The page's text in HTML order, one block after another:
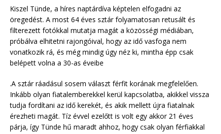
Kiszel Tünde, a híres naptárdíva képtelen elfogadni az
öregedést. A most 64 éves sztár folyamatosan retusált és
filterezett fotókkal mutatja magát a közösségi médiában,
próbálva elhitetni rajongóival, hogy az idő vasfoga nem
vonatkozik rá, és még mindig úgy néz ki, mintha épp csak
belépett volna a 30-as éveibe
.A sztár ráadásul sosem választ férfit korának megfelelően.
Inkább olyan fiatalemberekkel kerül kapcsolatba, akikkel vissza
tudja fordítani az idő kerekét, és akik mellett újra fiatalnak
érezheti magát. Tíz évvel ezelőtt is volt egy akkor 21 éves
párja, így Tünde hű maradt ahhoz, hogy csak olyan férfiakkal